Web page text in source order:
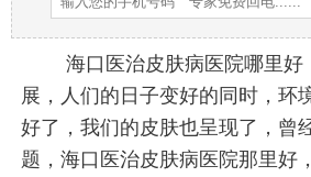
海口医治皮肤病医院哪里好
展，人们的日子变好的同时，环
好了，我们的皮肤也呈现了，曾
题，海口医治皮肤病医院那里好